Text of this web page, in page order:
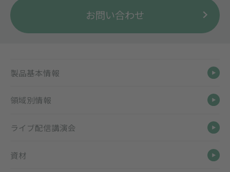
お問い合わせ
製品基本情報
領域別情報
ライブ配信講演会
資材